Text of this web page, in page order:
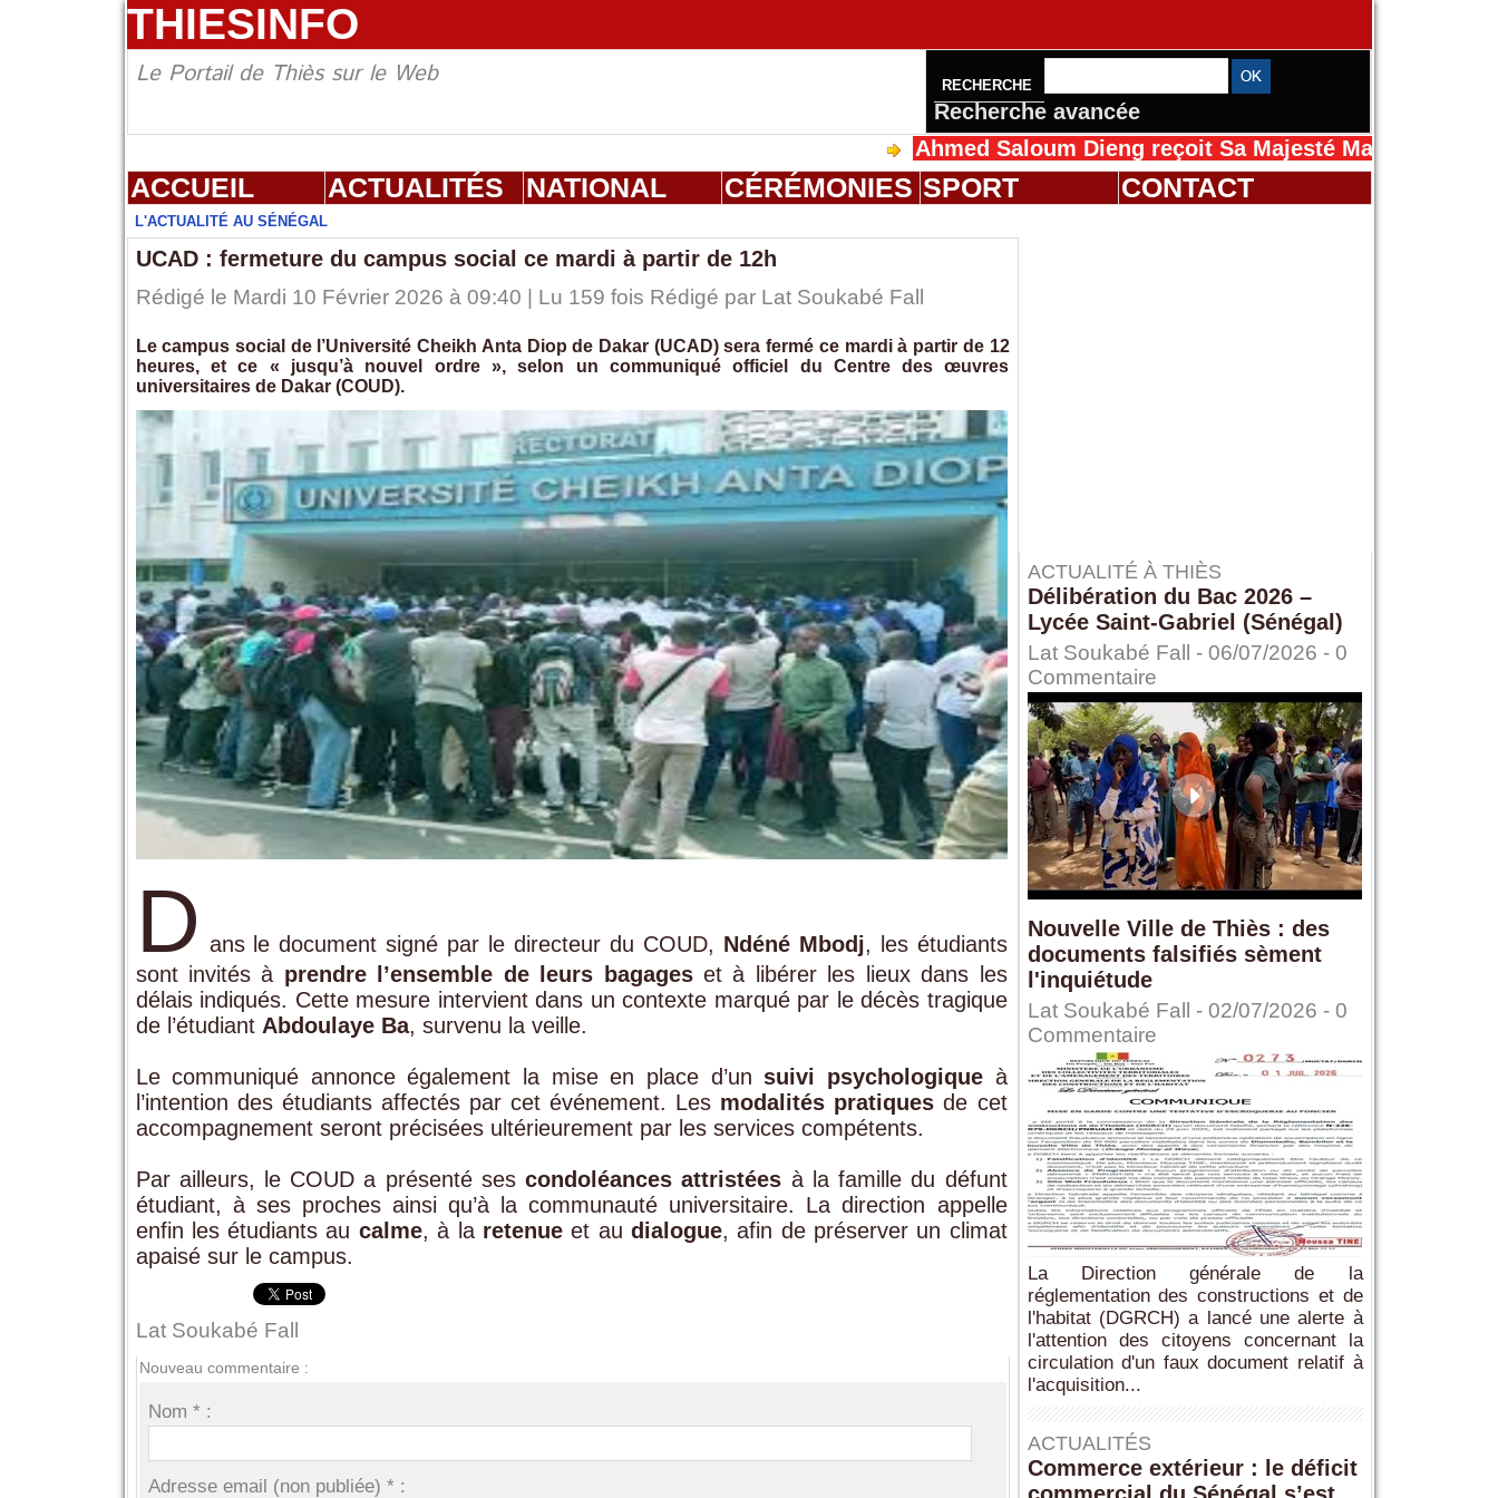
THIESINFO
Le Portail de Thiès sur le Web RECHERCHE
Recherche avancée
Ahmed Saloum Dieng reçoit Sa Majesté Mansah Cissé au
ACCUEIL ACTUALITÉS NATIONAL CÉRÉMONIES SPORT CONTACT
L'ACTUALITÉ AU SÉNÉGAL
UCAD : fermeture du campus social ce mardi à partir de 12h
Rédigé le Mardi 10 Février 2026 à 09:40 | Lu 159 fois Rédigé par Lat Soukabé Fall
Le campus social de l’Université Cheikh Anta Diop de Dakar (UCAD) sera fermé ce mardi à partir de 12
heures, et ce « jusqu’à nouvel ordre », selon un communiqué officiel du Centre des œuvres
universitaires de Dakar (COUD).
D ans le document signé par le directeur du COUD, Ndéné Mbodj, les étudiants
sont invités à prendre l’ensemble de leurs bagageset à libérer les lieux dans les
délais indiqués. Cette mesure intervient dans un contexte marqué par le décès tragique
de l’étudiant Abdoulaye Ba, survenu la veille.
Le communiqué annonce également la mise en place d’un suivi psychologiqueà
l’intention des étudiants affectés par cet événement. Les modalités pratiques de cet
accompagnement seront précisées ultérieurement par les services compétents.
Par ailleurs, le COUD a présenté sescondoléances attristées à la famille du défunt
étudiant, à ses proches ainsi qu’à la communauté universitaire. La direction appelle
enfin les étudiants au calme, à la retenueet au dialogue, afin de préserver un climat
apaisé sur le campus.
Lat Soukabé Fall
Nouveau commentaire :
Nom * :
Adresse email (non publiée) * :
ACTUALITÉ À THIÈS
Délibération du Bac 2026 –
Lycée Saint-Gabriel (Sénégal)
Lat Soukabé Fall - 06/07/2026 - 0
Commentaire
Nouvelle Ville de Thiès : des
documents falsifiés sèment
l'inquiétude
Lat Soukabé Fall - 02/07/2026 - 0
Commentaire
La Direction générale de la
réglementation des constructions et de
l'habitat (DGRCH) a lancé une alerte à
l'attention des citoyens concernant la
circulation d'un faux document relatif à
l'acquisition...
ACTUALITÉS
Commerce extérieur : le déficit